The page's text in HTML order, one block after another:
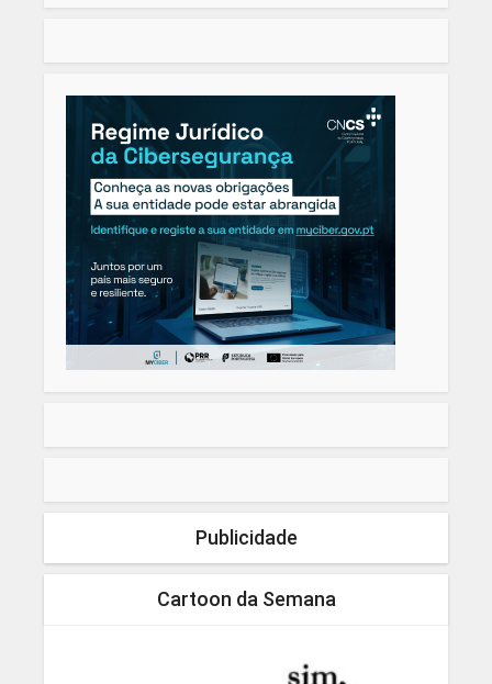
Publicidade
Cartoon da Semana